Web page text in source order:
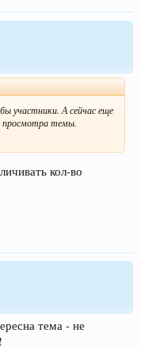
участники. А сейчас еще
просмотра темы.
кол-во
тема - не